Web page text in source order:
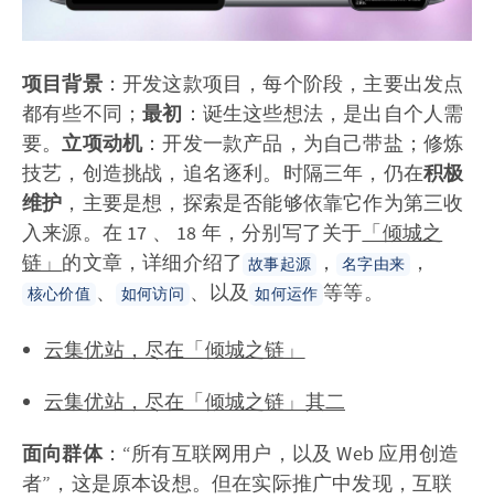
项目背景：开发这款项目，每个阶段，主要出发点
都有些不同；最初 ：诞生这些想法，是出自个人需
要。立项动机：开发一款产品，为自己带盐；修炼
技艺，创造挑战，追名逐利。时隔三年，仍在积极
维护 ，主要是想，探索是否能够依靠它作为第三收
入来源。在 17 、 18 年，分别写了关于 「倾城之
链」 的文章，详细介绍了 故事起源 ， 名字由来 ，
核心价值 、 如何访问 、以及 如何运作 等等。
云集优站，尽在「倾城之链」
云集优站，尽在「倾城之链」其二
面向群体：“所有互联网用户，以及 Web 应用创造
者”，这是原本设想。但在实际推广中发现，互联